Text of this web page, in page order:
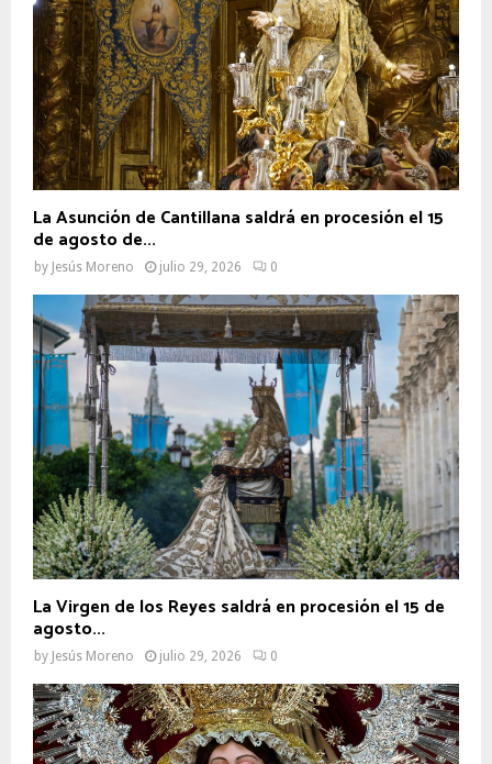
La Asunción de Cantillana saldrá en procesión el 15
de agosto de...
by Jesús Moreno julio 29, 2026 0
La Virgen de los Reyes saldrá en procesión el 15 de
agosto...
by Jesús Moreno julio 29, 2026 0